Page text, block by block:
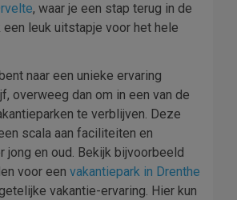
, waar je een stap terug in de
leuk uitstapje voor het hele
naar een unieke ervaring
overweeg dan om in een van de
te verblijven. Deze
scala aan faciliteiten en
jong en oud. Bekijk bijvoorbeeld
voor een vakantiepark in Drenthe
vakantie-ervaring. Hier kun